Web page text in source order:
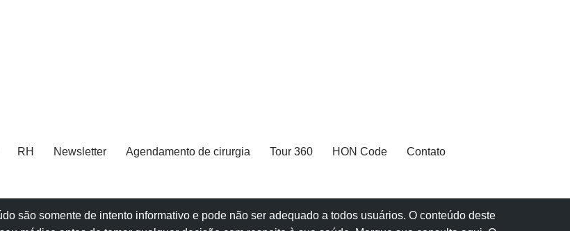
RH Newsletter Agendamento de cirurgia Tour 360 HON Code Contato
são somente de intento informativo e pode não ser adequado a todos usuários. O conteúdo deste